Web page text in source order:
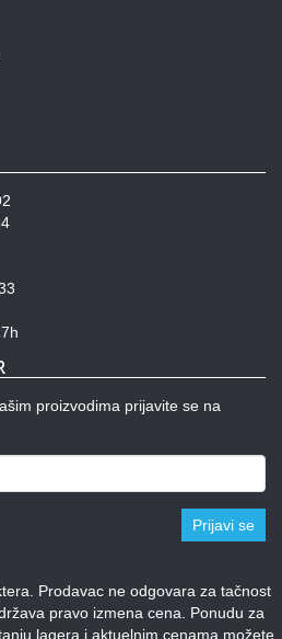
proizvodima prijavite se na
Prijavi se
Prodavac ne odgovara za tačnost
pravo izmena cena. Ponudu za
lagera i aktuelnim cenama možete